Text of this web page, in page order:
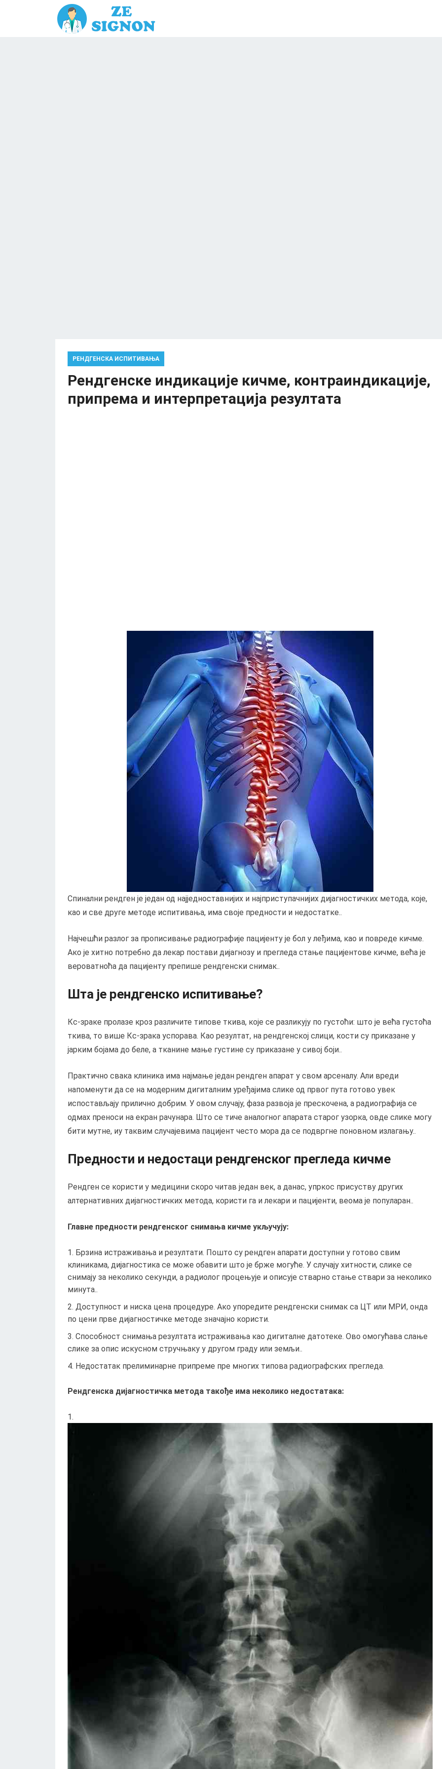
РЕНДГЕНСКА ИСПИТИВАЊА
Рендгенске индикације кичме, контраиндикације,
припрема и интерпретација резултата
Спинални рендген је један од најједноставнијих и најприступачнијих дијагностичких метода, које,
као и све друге методе испитивања, има своје предности и недостатке..
Најчешћи разлог за прописивање радиографије пацијенту је бол у леђима, као и повреде кичме.
Ако је хитно потребно да лекар постави дијагнозу и прегледа стање пацијентове кичме, већа је
вероватноћа да пацијенту препише рендгенски снимак..
Шта је рендгенско испитивање?
Кс-зраке пролазе кроз различите типове ткива, које се разликују по густоћи: што је већа густоћа
ткива, то више Кс-зрака успорава. Као резултат, на рендгенској слици, кости су приказане у
јарким бојама до беле, а тканине мање густине су приказане у сивој боји..
Практично свака клиника има најмање један рендген апарат у свом арсеналу. Али вреди
напоменути да се на модерним дигиталним уређајима слике од првог пута готово увек
испостављају прилично добрим. У овом случају, фаза развоја је прескочена, а радиографија се
одмах преноси на екран рачунара. Што се тиче аналогног апарата старог узорка, овде слике могу
бити мутне, иу таквим случајевима пацијент често мора да се подвргне поновном излагању..
Предности и недостаци рендгенског прегледа кичме
Рендген се користи у медицини скоро читав један век, а данас, упркос присуству других
алтернативних дијагностичких метода, користи га и лекари и пацијенти, веома је популаран..
Главне предности рендгенског снимања кичме укључују:
Брзина истраживања и резултати. Пошто су рендген апарати доступни у готово свим
клиникама, дијагностика се може обавити што је брже могуће. У случају хитности, слике се
снимају за неколико секунди, а радиолог процењује и описује стварно стање ствари за неколико
минута..
Доступност и ниска цена процедуре. Ако упоредите рендгенски снимак са ЦТ или МРИ, онда
по цени прве дијагностичке методе значајно користи.
Способност снимања резултата истраживања као дигиталне датотеке. Ово омогућава слање
слике за опис искусном стручњаку у другом граду или земљи..
Недостатак прелиминарне припреме пре многих типова радиографских прегледа.
Рендгенска дијагностичка метода такође има неколико недостатака: